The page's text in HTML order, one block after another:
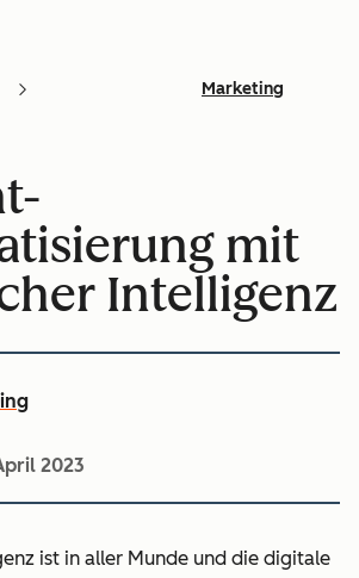
Marketing
mit
Intelligenz
2023
ist in aller Munde und die digitale